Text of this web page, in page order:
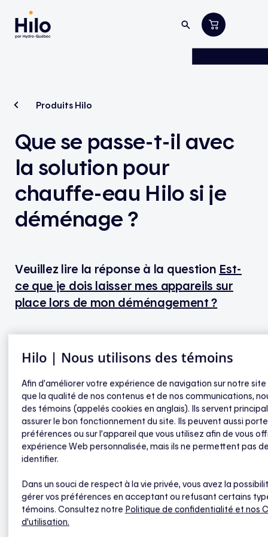
Produits Hilo
Que se passe-t-il avec
la solution pour
chauffe-eau Hilo si je
déménage ?
Veuillez lire la réponse à la question Est-
ce que je dois laisser mes appareils sur
place lors de mon déménagement ?
Contrôleur intelligent Hilo pour chauffe-
eau
Que se passe-t-il avec le contrôleur de charge
lorsqu’une panne de courant survient ?
Êtes-vous en mesure d’assurer qu’il n’y a aucun
des événements de pointe ?
Quels sont les risques si je manque d’eau chaude ?
Est-ce que ça signifie que je n’aurai pas d’eau
Hilo | Nous utilisons des témoins
Afin d’améliorer votre expérience de navigation sur notre site
que la qualité de nos contenus et de nos communications,
des témoins (appelés cookies en anglais). Ils servent
assurer le bon fonctionnement du site. Ils peuvent aussi
préférences ou sur l’appareil que vous utilisez afin de vous
expérience Web personnalisée, mais ils ne permettent pas
identifier.
Dans un souci de respect à la vie privée, vous avez la
gérer vos préférences en acceptant ou refusant certains
témoins. Consultez notre Politique de confidentialité et nos
d'utilisation.